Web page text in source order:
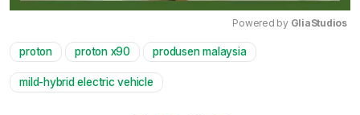
Powered by GliaStudios
proton proton x90 produsen malaysia
mild-hybrid electric vehicle